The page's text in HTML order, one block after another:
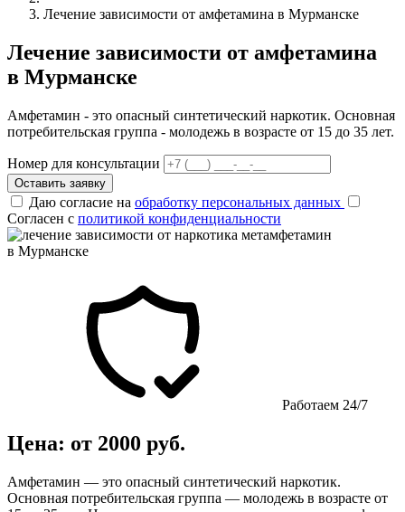
Лечение зависимости от амфетамина в Мурманске
Лечение зависимости от амфетамина
в Мурманске
Амфетамин - это опасный синтетический наркотик. Основная
потребительская группа - молодежь в возрасте от 15 до 35 лет.
Номер для консультации
Оставить заявку
Даю согласие на обработку персональных данных
Согласен с политикой конфиденциальности
Работаем 24/7
Цена: от 2000 руб.
Амфетамин — это опасный синтетический наркотик.
Основная потребительская группа — молодежь в возрасте от